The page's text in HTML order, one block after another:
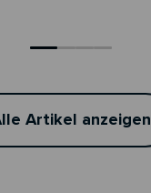
Artikel anzeigen